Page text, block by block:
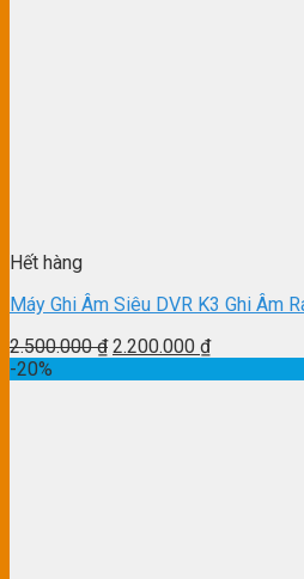
Hết hàng
Máy Ghi Âm Siêu DVR K3 Ghi Âm
2.500.000₫ 2.200.000 ₫
-20%